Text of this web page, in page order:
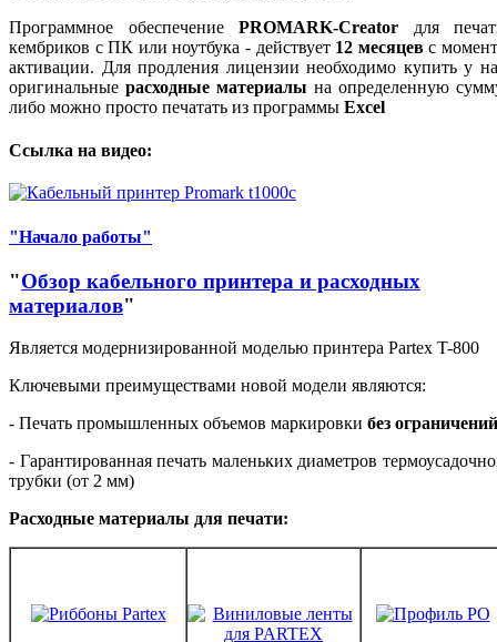
Программное обеспечение PROMARK-Creator для
кембриков с ПК или ноутбука - действует 12 месяцевс
активации. Для продления лицензии необходимо купить у
оригинальные расходные материалы на определенную
либо можно просто печатать из программы Excel
Ссылка на видео:
"Начало работы"
"Обзор кабельного принтера и расходных
материалов"
Является модернизированной моделью принтера Partex T-800
Ключевыми преимуществами новой модели являются:
- Печать промышленных объемов маркировки без
- Гарантированная печать маленьких диаметров
трубки (от 2 мм)
Расходные материалы для печати: